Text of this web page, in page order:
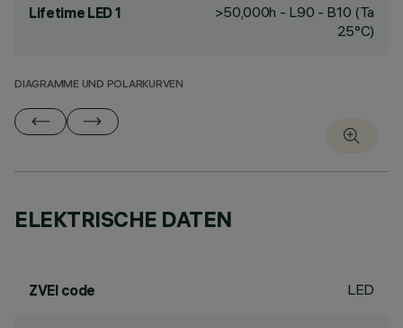
Lifetime LED 1
>50,000h - L90 - B10 (Ta
25°C)
DIAGRAMME UND POLARKURVEN
ELEKTRISCHE DATEN
ZVEI code LED